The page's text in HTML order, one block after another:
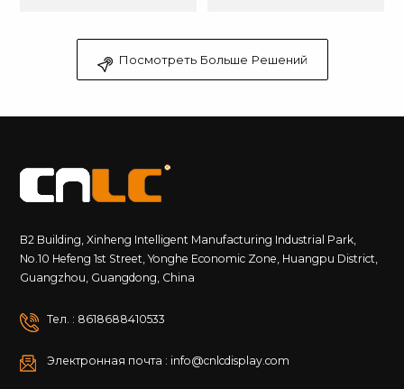
Посмотреть Больше Решений
B2 Building, Xinheng Intelligent Manufacturing Industrial Park,
No.10 Hefeng 1st Street, Yonghe Economic Zone, Huangpu District,
Guangzhou, Guangdong, China
Тел. : 8618688410533
Электронная почта : info@cnlcdisplay.com